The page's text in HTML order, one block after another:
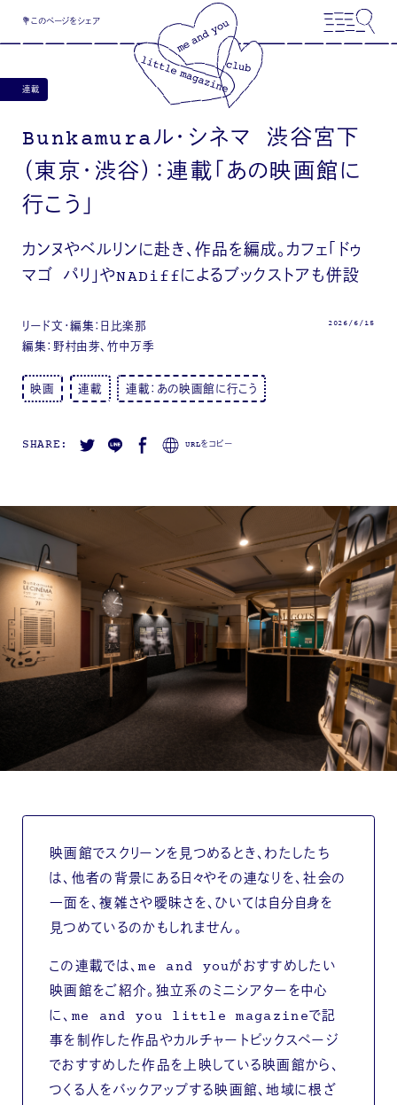
💐このページをシェア
連載
Bunkamuraル・シネマ 渋谷宮下
（東京・渋谷）：連載「あの映画館に
行こう」
カンヌやベルリンに赴き、作品を編成。カフェ「ドゥ
マゴ パリ」やNADiffによるブックストアも併設
リード文・編集：日比楽那
編集：野村由芽、竹中万季
2026/6/15
映画 連載 連載：あの映画館に行こう
SHARE: URLをコピー
映画館でスクリーンを見つめるとき、わたしたち
は、他者の背景にある日々やその連なりを、社会の
一面を、複雑さや曖昧さを、ひいては自分自身を
見つめているのかもしれません。
この連載では、me and youがおすすめしたい
映画館をご紹介。独立系のミニシアターを中心
に、me and you little magazineで記
事を制作した作品やカルチャートピックスページ
でおすすめした作品を上映している映画館から、
つくる人をバックアップする映画館、地域に根ざ